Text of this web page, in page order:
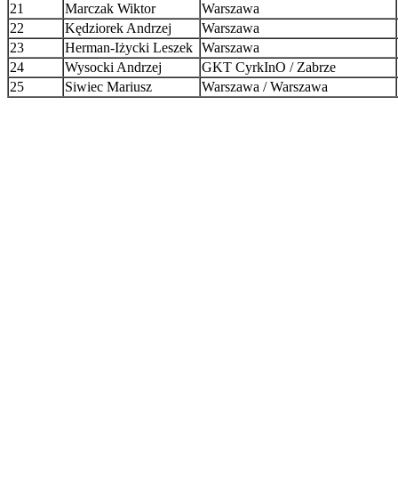
21
Marczak Wiktor
Warszawa
22
Kędziorek Andrzej
Warszawa
23
Herman-Iżycki Leszek Warszawa
24
Wysocki Andrzej
GKT CyrkInO / Zabrze
25
Siwiec Mariusz Warszawa / Warszawa